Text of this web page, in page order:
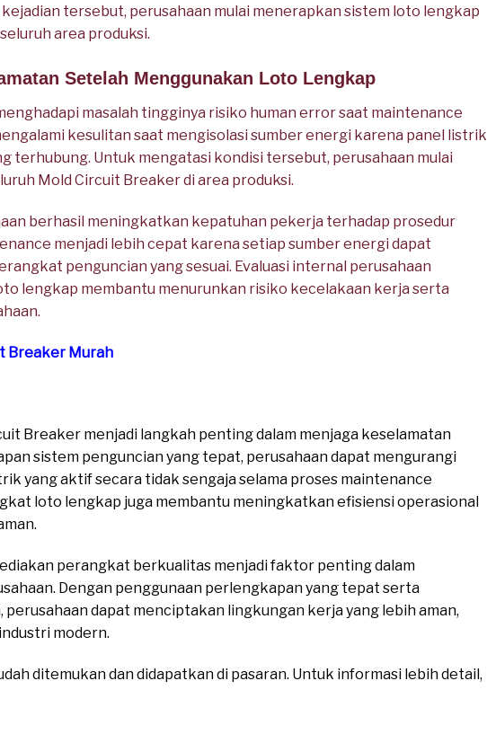
tersebut, perusahaan mulai menerapkan sistem loto lengkap
area produksi.
Setelah Menggunakan Loto Lengkap
masalah tingginya risiko human error saat maintenance
kesulitan saat mengisolasi sumber energi karena panel listrik
terhubung. Untuk mengatasi kondisi tersebut, perusahaan mulai
Mold Circuit Breaker di area produksi.
berhasil meningkatkan kepatuhan pekerja terhadap prosedur
menjadi lebih cepat karena setiap sumber energi dapat
penguncian yang sesuai. Evaluasi internal perusahaan
lengkap membantu menurunkan risiko kecelakaan kerja serta
Breaker Murah
Breaker menjadi langkah penting dalam menjaga keselamatan
sistem penguncian yang tepat, perusahaan dapat mengurangi
yang aktif secara tidak sengaja selama proses maintenance
loto lengkap juga membantu meningkatkan efisiensi operasional
perangkat berkualitas menjadi faktor penting dalam
Dengan penggunaan perlengkapan yang tepat serta
dapat menciptakan lingkungan kerja yang lebih aman,
modern.
ditemukan dan didapatkan di pasaran. Untuk informasi lebih detail,